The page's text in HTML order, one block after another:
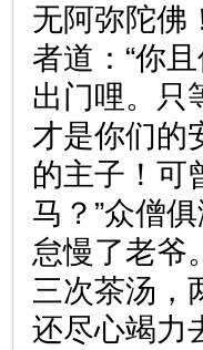
无阿弥陀佛
者道：“你
出门哩。只
才是你们的
的主子！可
马？”众僧
怠慢了老爷
三次茶汤，
还尽心竭力